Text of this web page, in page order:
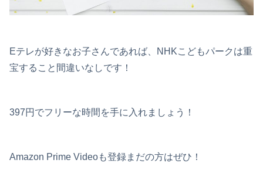
Eテレが好きなお子さんであれば、NHKこどもパークは重
宝すること間違いなしです！
397円でフリーな時間を手に入れましょう！
Amazon Prime Videoも登録まだの方はぜひ！